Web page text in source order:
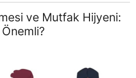
ve Mutfak Hijyeni: